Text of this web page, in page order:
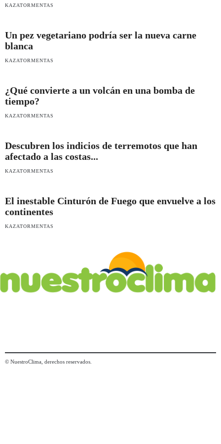
KAZATORMENTAS
Un pez vegetariano podría ser la nueva carne
blanca
KAZATORMENTAS
¿Qué convierte a un volcán en una bomba de
tiempo?
KAZATORMENTAS
Descubren los indicios de terremotos que han
afectado a las costas...
KAZATORMENTAS
El inestable Cinturón de Fuego que envuelve a los
continentes
KAZATORMENTAS
© NuestroClima, derechos reservados.